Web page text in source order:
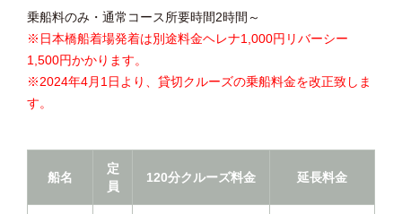
乗船料のみ・通常コース所要時間2時間～
※日本橋船着場発着は別途料金ヘレナ1,000円リバーシー
1,500円かかります。
※2024年4月1日より、貸切クルーズの乗船料金を改正致しま
す。
船名
定
員
120分クルーズ料金 延長料金